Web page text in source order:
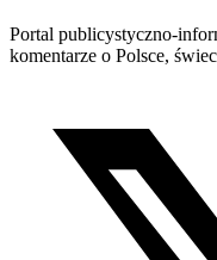
Portal publicystyczno-
komentarze o Polsce,